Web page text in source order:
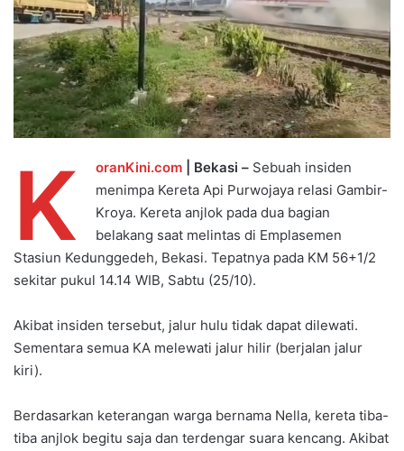
K oranKini.com | Bekasi – Sebuah insiden
menimpa Kereta Api Purwojaya relasi Gambir-
Kroya. Kereta anjlok pada dua bagian
belakang saat melintas di Emplasemen
Stasiun Kedunggedeh, Bekasi. Tepatnya pada KM 56+1/2
sekitar pukul 14.14 WIB, Sabtu (25/10).
Akibat insiden tersebut, jalur hulu tidak dapat dilewati.
Sementara semua KA melewati jalur hilir (berjalan jalur
kiri).
Berdasarkan keterangan warga bernama Nella, kereta tiba-
tiba anjlok begitu saja dan terdengar suara kencang. Akibat